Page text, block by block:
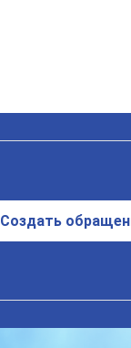
Создать